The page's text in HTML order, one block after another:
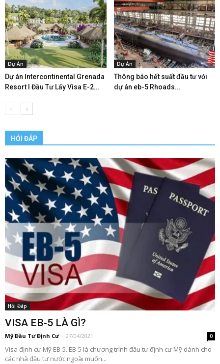
Dự Án
Dự án Intercontinental Grenada
Resort l Đầu Tư Lấy Visa E-2...
Dự Án
Thông báo hết suất đầu tư với
dự án eb-5 Rhoads...
HỎI ĐÁP
Hỏi Đáp
VISA EB-5 LÀ GÌ?
Mỹ Đầu Tư Định Cư - 27/04/2021 0
Visa định cư Mỹ EB-5. EB-5 là chương trình đầu tư định cư Mỹ dành cho
các nhà đầu tư nước ngoài muốn...